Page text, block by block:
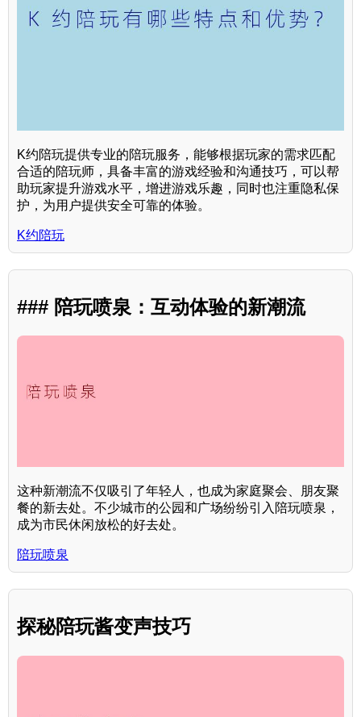
K约陪玩提供专业的陪玩服务，能够根据玩家的需求匹配
合适的陪玩师，具备丰富的游戏经验和沟通技巧，可以帮
助玩家提升游戏水平，增进游戏乐趣，同时也注重隐私保
护，为用户提供安全可靠的体验。
K约陪玩
### 陪玩喷泉：互动体验的新潮流
这种新潮流不仅吸引了年轻人，也成为家庭聚会、朋友聚
餐的新去处。不少城市的公园和广场纷纷引入陪玩喷泉，
成为市民休闲放松的好去处。
陪玩喷泉
探秘陪玩酱变声技巧